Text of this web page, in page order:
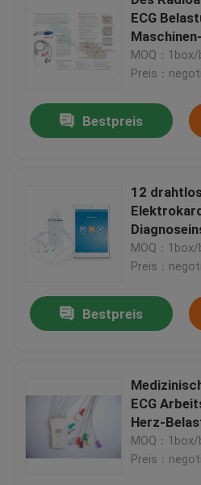
ECG
für
MOQ：
Preis：
Bestpreis
12
Führungs-
MOQ：
Preis：
Bestpreis
ECG
Herz-
MOQ：
Preis：